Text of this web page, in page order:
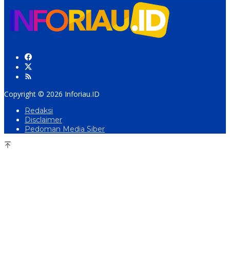
Copyright © 2026 Inforiau.ID
Redaksi
Disclaimer
Pedoman Media Siber